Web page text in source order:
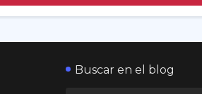
Buscar en el blog